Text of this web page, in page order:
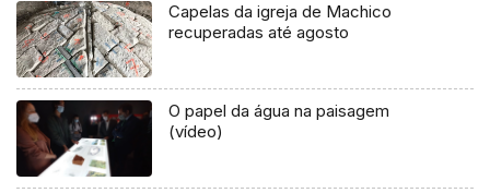
Capelas da igreja de Machico
recuperadas até agosto
O papel da água na paisagem
(vídeo)